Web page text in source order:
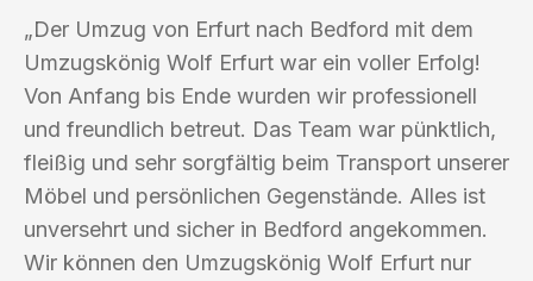
„Der Umzug von Erfurt nach Bedford mit dem
Umzugskönig Wolf Erfurt war ein voller Erfolg!
Von Anfang bis Ende wurden wir professionell
und freundlich betreut. Das Team war pünktlich,
fleißig und sehr sorgfältig beim Transport unserer
Möbel und persönlichen Gegenstände. Alles ist
unversehrt und sicher in Bedford angekommen.
Wir können den Umzugskönig Wolf Erfurt nur